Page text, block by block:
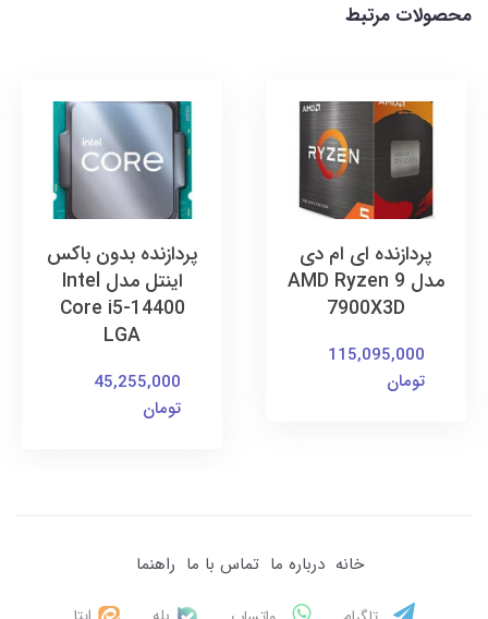
محصولات مرتبط
پردازنده ای ام دی
مدل AMD Ryzen 9
7900X3D
115,095,000
تومان
پردازنده بدون باکس
اینتل مدل Intel
Core i5-14400
LGA
45,255,000
تومان
خانه درباره ما تماس با ما راهنما